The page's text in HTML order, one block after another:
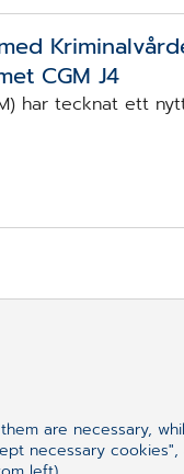
CGM J4
har tecknat ett
are necessary,
necessary